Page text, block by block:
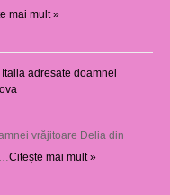
mai mult »
adresate doamnei
vrăjitoare Delia din
Citește mai mult »